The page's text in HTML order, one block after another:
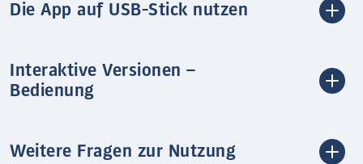
Die App auf USB-Stick nutzen
Interaktive Versionen –
Bedienung
Weitere Fragen zur Nutzung